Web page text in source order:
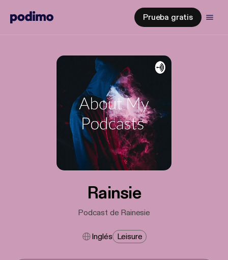
Prueba gratis
Rainsie
Podcast de Rainesie
Inglés Leisure